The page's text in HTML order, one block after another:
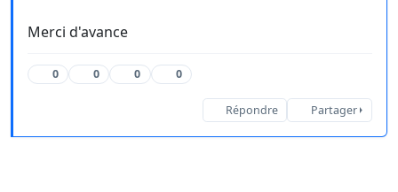
Merci d'avance
0 0 0 0
Répondre Partager